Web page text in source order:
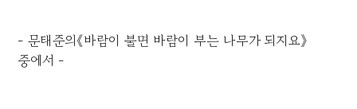
- 문태준의《바람이 불면 바람이 부는 나무가 되지요》
중에서 -